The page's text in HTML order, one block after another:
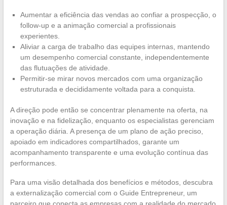
Aumentar a eficiência das vendas ao confiar a prospecção, o
follow-up e a animação comercial a profissionais
experientes.
Aliviar a carga de trabalho das equipes internas, mantendo
um desempenho comercial constante, independentemente
das flutuações de atividade.
Permitir-se mirar novos mercados com uma organização
estruturada e decididamente voltada para a conquista.
A direção pode então se concentrar plenamente na oferta, na
inovação e na fidelização, enquanto os especialistas gerenciam
a operação diária. A presença de um plano de ação preciso,
apoiado em indicadores compartilhados, garante um
acompanhamento transparente e uma evolução contínua das
performances.
Para uma visão detalhada dos benefícios e métodos, descubra
a externalização comercial com o Guide Entrepreneur, um